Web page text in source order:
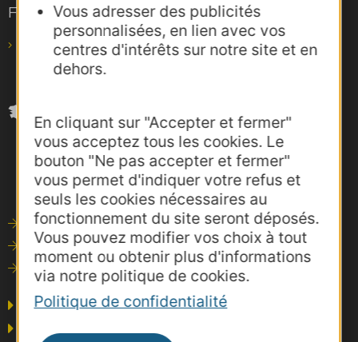
Vous adresser des publicités
personnalisées, en lien avec vos
centres d'intérêts sur notre site et en
dehors.
En cliquant sur "Accepter et fermer"
vous acceptez tous les cookies. Le
bouton "Ne pas accepter et fermer"
vous permet d'indiquer votre refus et
seuls les cookies nécessaires au
fonctionnement du site seront déposés.
Vous pouvez modifier vos choix à tout
moment ou obtenir plus d'informations
via notre politique de cookies.
Politique de confidentialité
F-31685 Toulouse Cedex 6
pro@agence-adocc.com
Outils de communication
Photothèque
Consultations
Agence AD'OCC
Presse et influence